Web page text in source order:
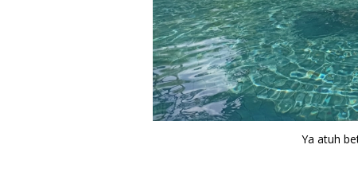
Ya atuh